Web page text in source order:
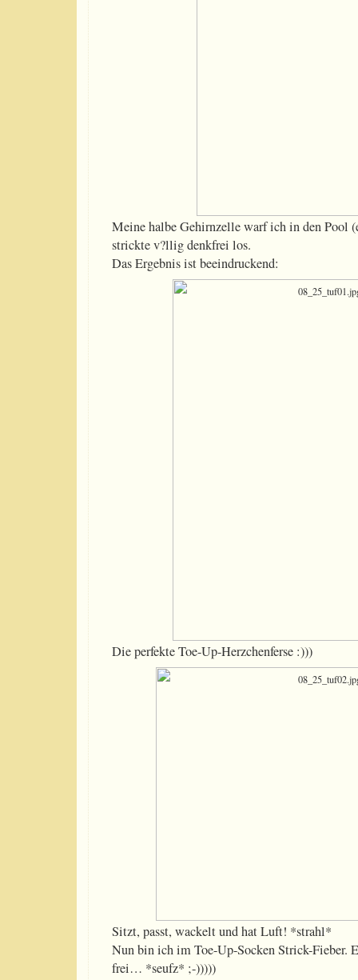
Meine halbe Gehirnzelle warf ich in den Pool
strickte v?llig denkfrei los.
Das Ergebnis ist beeindruckend:
Die perfekte Toe-Up-Herzchenferse :)))
Sitzt, passt, wackelt und hat Luft! *strahl*
Nun bin ich im Toe-Up-Socken Strick-Fieber.
frei… *seufz* ;-)))))